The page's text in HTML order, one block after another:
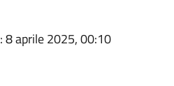
: 8 aprile 2025, 00:10